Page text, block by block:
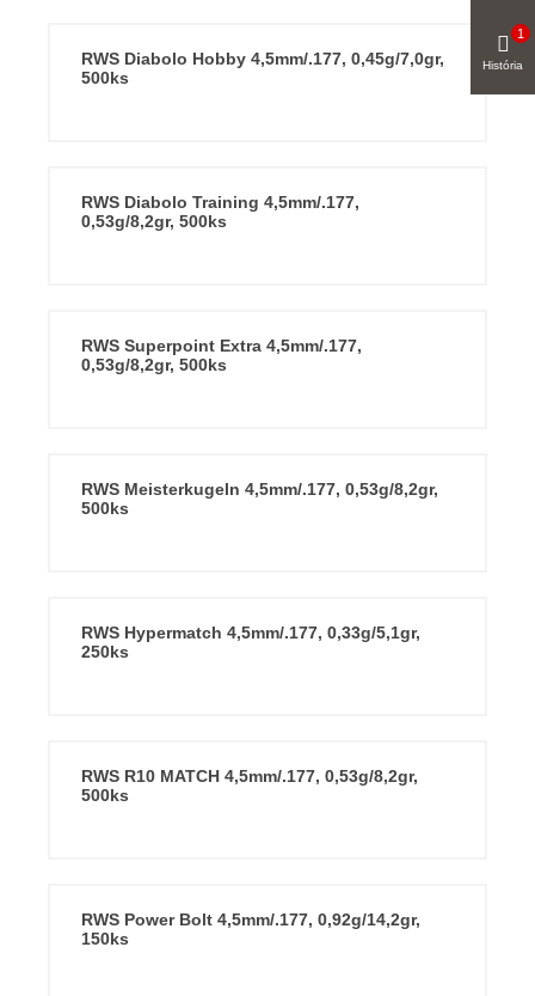
RWS Diabolo Hobby 4,5mm/.177, 0,45g/7,0gr,
500ks
RWS Diabolo Training 4,5mm/.177,
0,53g/8,2gr, 500ks
RWS Superpoint Extra 4,5mm/.177,
0,53g/8,2gr, 500ks
RWS Meisterkugeln 4,5mm/.177, 0,53g/8,2gr,
500ks
RWS Hypermatch 4,5mm/.177, 0,33g/5,1gr,
250ks
RWS R10 MATCH 4,5mm/.177, 0,53g/8,2gr,
500ks
RWS Power Bolt 4,5mm/.177, 0,92g/14,2gr,
150ks
História
1